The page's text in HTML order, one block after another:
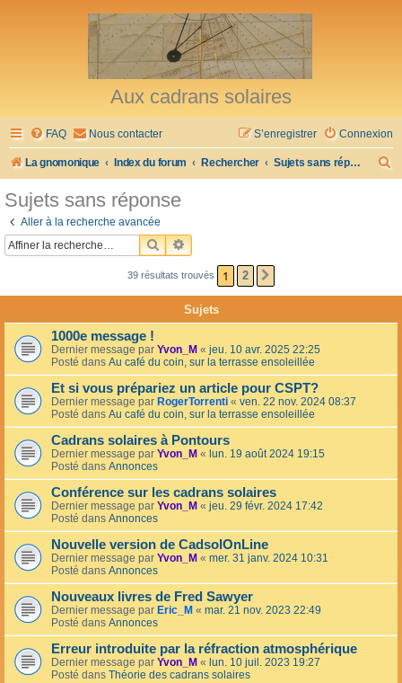
Aux cadrans solaires
FAQ Nous contacter Connexion
S’enregistrer
La gnomonique Index du forum Rechercher Sujets sans réponse
h
r
Sujets sans réponse
Aller à la recherche avancée
RECHERCHER
RECHERCHE AVANCÉE
39 résultats trouvés 1 2
Sujets
1000e message !
Dernier message par Yvon_M « jeu. 10 avr. 2025 22:25
Posté dans Au café du coin, sur la terrasse ensoleillée
Et si vous prépariez un article pour CSPT?
Dernier message par RogerTorrenti « ven. 22 nov. 2024 08:37
Posté dans Au café du coin, sur la terrasse ensoleillée
Cadrans solaires à Pontours
Dernier message par Yvon_M « lun. 19 août 2024 19:15
Posté dans Annonces
Conférence sur les cadrans solaires
Dernier message par Yvon_M « jeu. 29 févr. 2024 17:42
Posté dans Annonces
Nouvelle version de CadsolOnLine
Dernier message par Yvon_M « mer. 31 janv. 2024 10:31
Posté dans Annonces
Nouveaux livres de Fred Sawyer
Dernier message par Eric_M « mar. 21 nov. 2023 22:49
Posté dans Annonces
Erreur introduite par la réfraction atmosphérique
Dernier message par Yvon_M « lun. 10 juil. 2023 19:27
Posté dans Théorie des cadrans solaires